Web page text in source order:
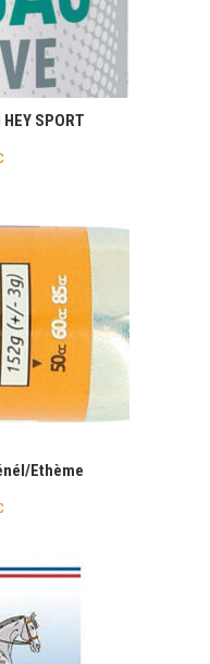
SPORT
Ethème